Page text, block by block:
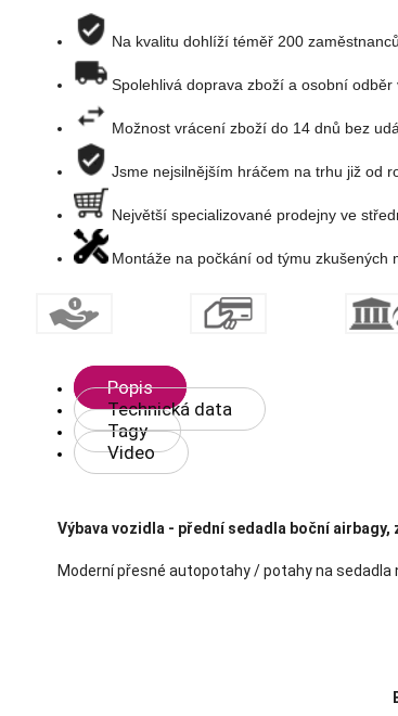
Na kvalitu dohlíží téměř 200 zaměstnanců
Spolehlivá doprava zboží a osobní odběr
Možnost vrácení zboží do 14 dnů bez
Jsme nejsilnějším hráčem na trhu již od
Největší specializované prodejny ve
Montáže na počkání od týmu zkušených
Popis
Technická data
Tagy
Video
Výbava vozidla - přední sedadla boční
Moderní přesné autopotahy / potahy na sedadla